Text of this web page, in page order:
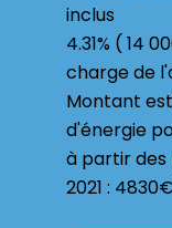
inclus
4.31% ( 14
charge de
Montant
d'énergie
à partir des
2021 :